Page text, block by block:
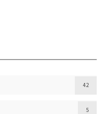
42
5